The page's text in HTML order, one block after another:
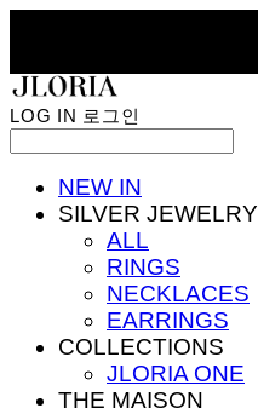
LOG IN 로그인
NEW IN
SILVER JEWELRY
ALL
RINGS
NECKLACES
EARRINGS
COLLECTIONS
JLORIA ONE
THE MAISON